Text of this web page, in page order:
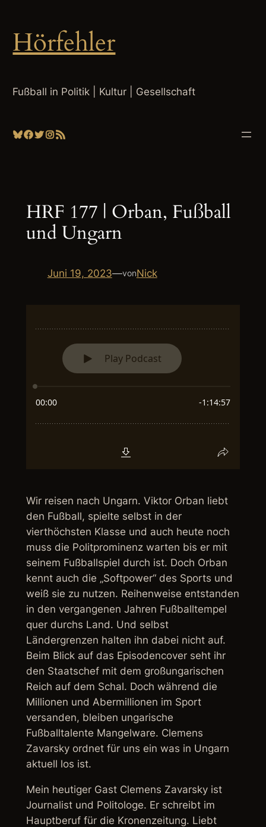
springen
Hörfehler
Fußball in Politik | Kultur | Gesellschaft
Bluesky
Facebook
Twitter
Instagram
RSS-Feed
HRF 177 | Orban, Fußball
und Ungarn
Juni 19, 2023—vonNick
Wir reisen nach Ungarn. Viktor Orban liebt
den Fußball, spielte selbst in der
vierthöchsten Klasse und auch heute noch
muss die Politprominenz warten bis er mit
seinem Fußballspiel durch ist. Doch Orban
kennt auch die „Softpower“ des Sports und
weiß sie zu nutzen. Reihenweise entstanden
in den vergangenen Jahren Fußballtempel
quer durchs Land. Und selbst
Ländergrenzen halten ihn dabei nicht auf.
Beim Blick auf das Episodencover seht ihr
den Staatschef mit dem großungarischen
Reich auf dem Schal. Doch während die
Millionen und Abermillionen im Sport
versanden, bleiben ungarische
Fußballtalente Mangelware. Clemens
Zavarsky ordnet für uns ein was in Ungarn
aktuell los ist.
Mein heutiger Gast Clemens Zavarsky ist
Journalist und Politologe. Er schreibt im
Hauptberuf für die Kronenzeitung. Liebt